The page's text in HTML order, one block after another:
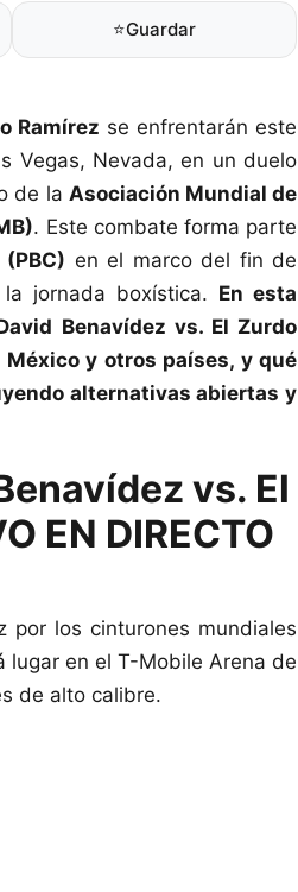
⭐Guardar
Ramírez se enfrentarán este
Vegas, Nevada, en un duelo
de la Asociación Mundial de
. Este combate forma parte
en el marco del fin de
jornada boxística. En esta
Benavídez vs. El Zurdo
y otros países, y qué
alternativas abiertas y
vs. El
EN DIRECTO
por los cinturones mundiales
lugar en el T-Mobile Arena de
de alto calibre.